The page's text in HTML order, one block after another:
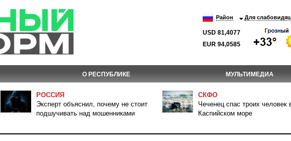
Район Для
USD 81,4077
EUR 94,0585
О РЕСПУБЛИКЕ МУЛЬТИМЕДИА
РОССИЯ
Эксперт объяснил, почему не стоит
подшучивать над мошенниками
СКФО
Чеченец спас троих человек
Каспийском море